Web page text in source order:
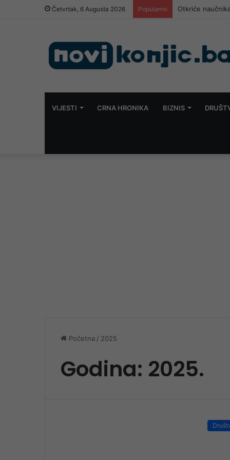
Četvrtak, 6 Augusta 2026 Popularno Otkriće
VIJESTI CRNA HRONIKA BIZNIS
Početna / 2025
Godina: 2025.